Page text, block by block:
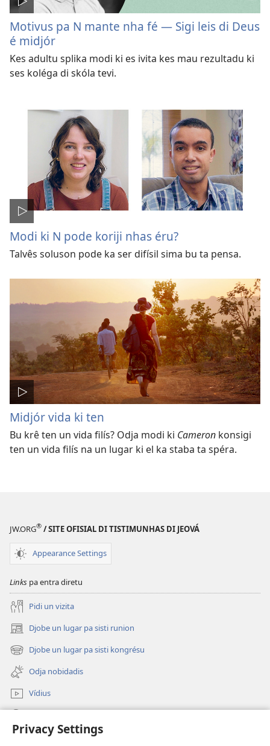
Privacy Settings
Motivus pa N mante nha fé — Sigi leis di Deus
é midjór
Kes adultu splika modi ki es ivita kes mau rezultadu ki
ses koléga di skóla tevi.
Modi ki N pode koriji nhas éru?
Talvês soluson pode ka ser difísil sima bu ta pensa.
Midjór vida ki ten
Bu krê ten un vida filís? Odja modi ki Cameron konsigi
ten un vida filís na un lugar ki el ka staba ta spéra.
JW.ORG® / SITE OFISIAL DI TISTIMUNHAS DI JEOVÁ
Appearance Settings
Links pa entra diretu
Pidi un vizita
Djobe un lugar pa sisti runion
(abri
un
janéla
novu)
Djobe un lugar pa sisti kongrésu
(abri
un
janéla
novu)
Odja nobidadis
Vídius